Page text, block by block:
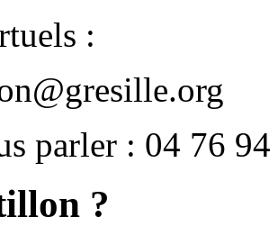
:
parler : 04 76
?